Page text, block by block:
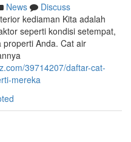
News
Discuss
kediaman Kita adalah
seperti kondisi setempat,
Anda. Cat air
39714207/daftar-cat-
mereka